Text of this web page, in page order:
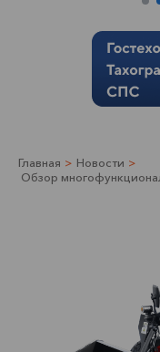
Главная > Новости >
Обзор